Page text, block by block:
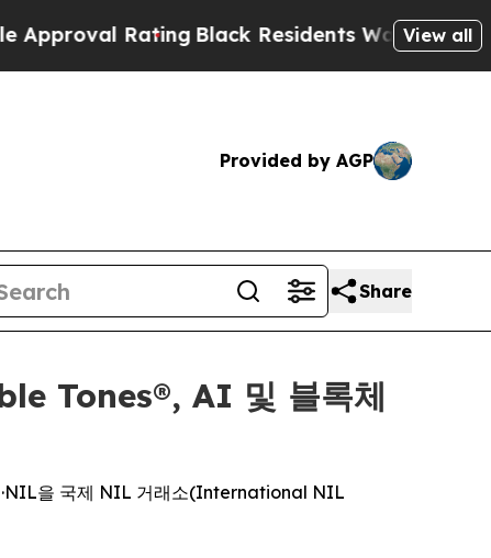
RatingBlack Residents Warned of Abusive
View all
Provided by AGP
Share
Tones®, AI 및 블록체
을 국제 NIL 거래소(International NIL